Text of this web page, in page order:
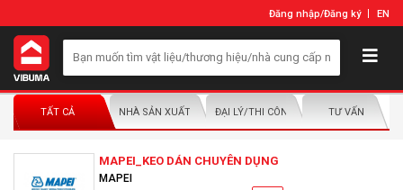
Đăng nhập/Đăng ký EN
TẤT CẢ NHÀ SẢN XUẤT/NHÀ PHÂN PHỐIĐẠI LÝ/THI CÔNG LẮP ĐẶTTƯ VẤN
MAPEI_KEO DÁN CHUYÊN DỤNG
MAPEI